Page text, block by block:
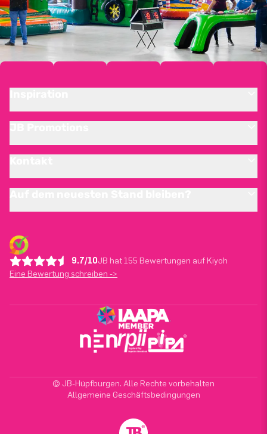
9.7/10JB hat 155 Bewertungen auf Kiyoh
Eine Bewertung schreiben ->
© JB-Hüpfburgen. Alle Rechte vorbehalten
Allgemeine Geschäftsbedingungen